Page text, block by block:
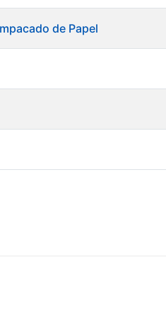
de Papel